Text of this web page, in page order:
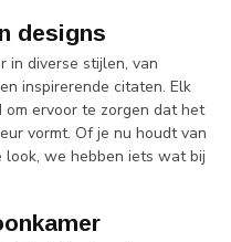
designs
in diverse stijlen, van
inspirerende citaten. Elk
ervoor te zorgen dat het
vormt. Of je nu houdt van
we hebben iets wat bij